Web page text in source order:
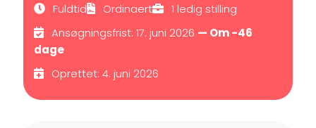
Fuldtid
Ordinaert
1 ledig stilling
Ansøgningsfrist: 17. juni 2026 — Om -46
dage
Oprettet: 4. juni 2026